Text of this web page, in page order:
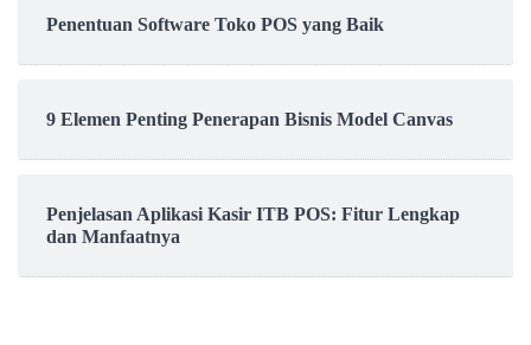
Penentuan Software Toko POS yang Baik
9 Elemen Penting Penerapan Bisnis Model Canvas
Penjelasan Aplikasi Kasir ITB POS: Fitur Lengkap
dan Manfaatnya